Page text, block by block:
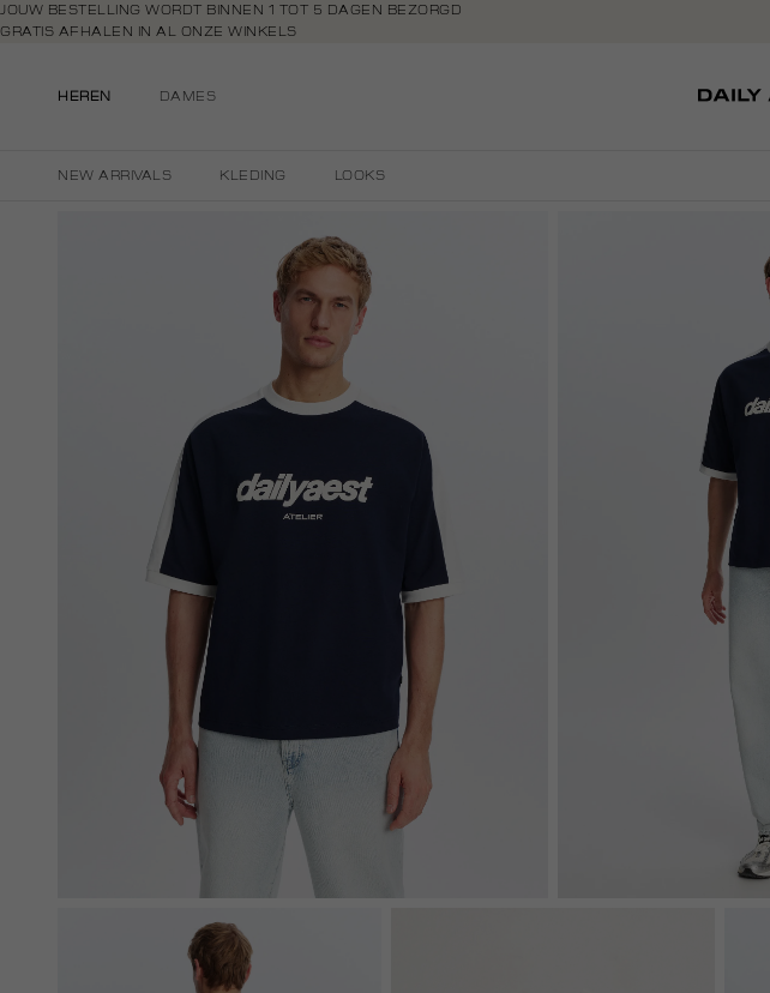
Navigeer
direct naar
Open de
JOUW BESTELLING WORDT BINNEN 1 TOT 5 DAGEN BEZORGD
GRATIS AFHALEN IN AL ONZE WINKELS
HEREN
DAMES
NEW ARRIVALS KLEDING LOOKS